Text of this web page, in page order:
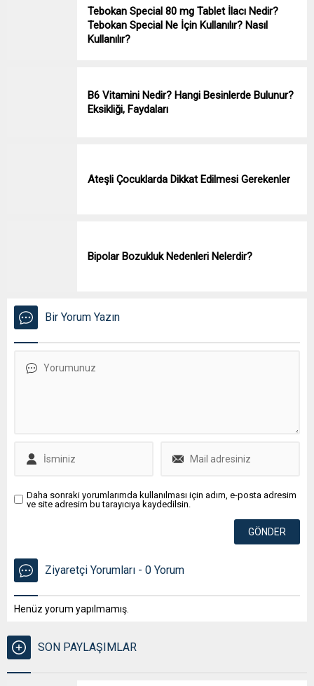
Tebokan Special 80 mg Tablet İlacı Nedir?
Tebokan Special Ne İçin Kullanılır? Nasıl
Kullanılır?
B6 Vitamini Nedir? Hangi Besinlerde Bulunur?
Eksikliği, Faydaları
Ateşli Çocuklarda Dikkat Edilmesi Gerekenler
Bipolar Bozukluk Nedenleri Nelerdir?
Bir Yorum Yazın
Daha sonraki yorumlarımda kullanılması için adım, e-posta adresim
ve site adresim bu tarayıcıya kaydedilsin.
Ziyaretçi Yorumları - 0 Yorum
Henüz yorum yapılmamış.
SON PAYLAŞIMLAR